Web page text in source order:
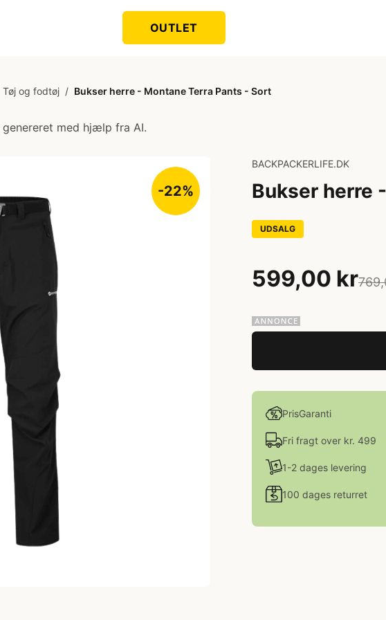
OUTLET
Tøj og fodtøj / Bukser herre - Montane Terra Pants - Sort
med hjælp fra AI.
-22%
BACKPACKERLIFE.DK
Bukser herre
UDSALG
599,00 kr
PrisGaranti
Fri fragt over kr. 499
1-2 dages levering
100 dages returret